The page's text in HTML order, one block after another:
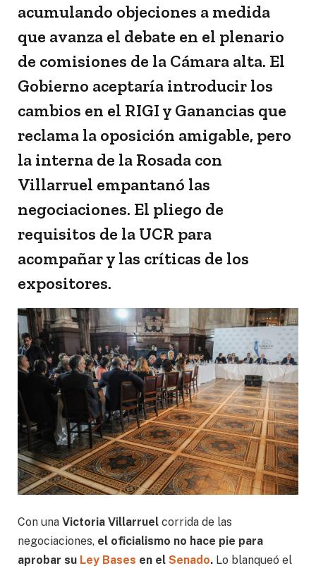
acumulando objeciones a medida
que avanza el debate en el plenario
de comisiones de la Cámara alta. El
Gobierno aceptaría introducir los
cambios en el RIGI y Ganancias que
reclama la oposición amigable, pero
la interna de la Rosada con
Villarruel empantanó las
negociaciones. El pliego de
requisitos de la UCR para
acompañar y las críticas de los
expositores.
Con una Victoria Villarruel corrida de las
negociaciones, el oficialismo no hace pie para
aprobar su Ley Bases en el Senado. Lo blanqueó el